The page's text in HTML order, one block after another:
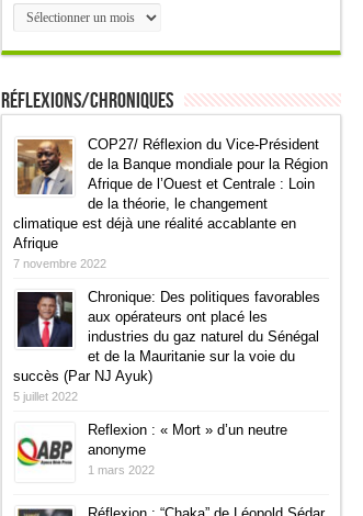
Archives
Réflexions/Chroniques
COP27/ Réflexion du Vice-Président
de la Banque mondiale pour la Région
Afrique de l’Ouest et Centrale : Loin
de la théorie, le changement
climatique est déjà une réalité accablante en
Afrique
7 novembre 2022
Chronique: Des politiques favorables
aux opérateurs ont placé les
industries du gaz naturel du Sénégal
et de la Mauritanie sur la voie du
succès (Par NJ Ayuk)
5 juillet 2022
Reflexion : « Mort » d’un neutre
anonyme
1 mars 2022
Réflexion : “Chaka” de Léopold Sédar